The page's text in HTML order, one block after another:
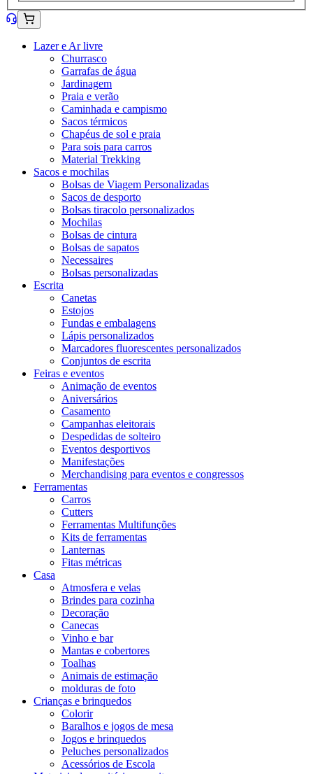
Lazer e Ar livre
Churrasco
Garrafas de água
Jardinagem
Praia e verão
Caminhada e campismo
Sacos térmicos
Chapéus de sol e praia
Para sois para carros
Material Trekking
Sacos e mochilas
Bolsas de Viagem Personalizadas
Sacos de desporto
Bolsas tiracolo personalizados
Mochilas
Bolsas de cintura
Bolsas de sapatos
Necessaires
Bolsas personalizadas
Escrita
Canetas
Estojos
Fundas e embalagens
Lápis personalizados
Marcadores fluorescentes personalizados
Conjuntos de escrita
Feiras e eventos
Animação de eventos
Aniversários
Casamento
Campanhas eleitorais
Despedidas de solteiro
Eventos desportivos
Manifestações
Merchandising para eventos e congressos
Ferramentas
Carros
Cutters
Ferramentas Multifunções
Kits de ferramentas
Lanternas
Fitas métricas
Casa
Atmosfera e velas
Brindes para cozinha
Decoração
Canecas
Vinho e bar
Mantas e cobertores
Toalhas
Animais de estimação
molduras de foto
Crianças e brinquedos
Colorir
Baralhos e jogos de mesa
Jogos e brinquedos
Peluches personalizados
Acessórios de Escola